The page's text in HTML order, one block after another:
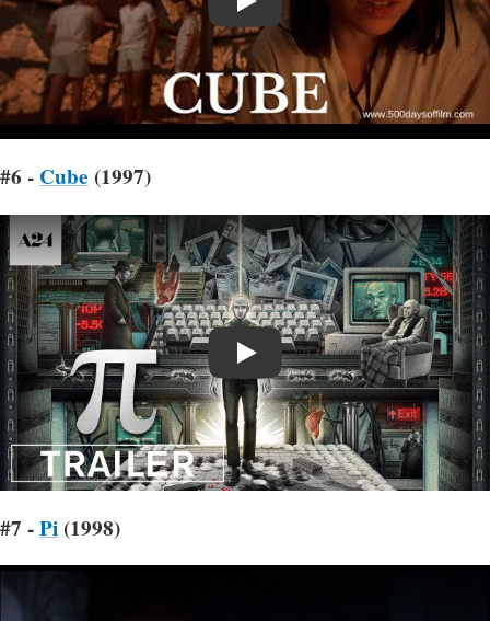
Play
#6 - Cube (1997)
Play
#7 -Pi (1998)